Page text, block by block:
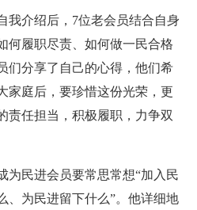
我介绍后，7位老会员结合自身
何履职尽责、如何做一民合格
们分享了自己的心得，他们希
家庭后，要珍惜这份光荣，更
责任担当，积极履职，力争双
为民进会员要常思常想“加入民
、为民进留下什么”。他详细地